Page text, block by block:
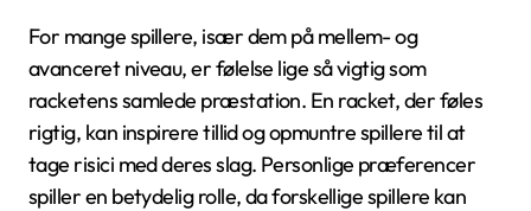
For mange spillere, især dem på mellem- og
avanceret niveau, er følelse lige så vigtig som
racketens samlede præstation. En racket, der føles
rigtig, kan inspirere tillid og opmuntre spillere til at
tage risici med deres slag. Personlige præferencer
spiller en betydelig rolle, da forskellige spillere kan